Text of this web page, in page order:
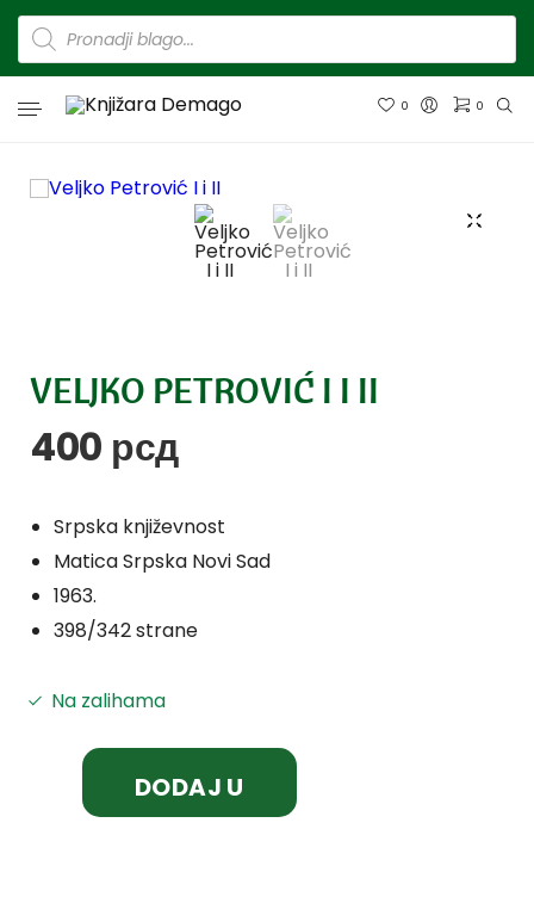
0 0
VELJKO PETROVIĆ I I II
400 рсд
Srpska književnost
Matica Srpska Novi Sad
1963.
398/342 strane
Na zalihama
DODAJ U